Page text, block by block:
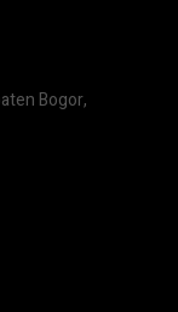
Bogor,